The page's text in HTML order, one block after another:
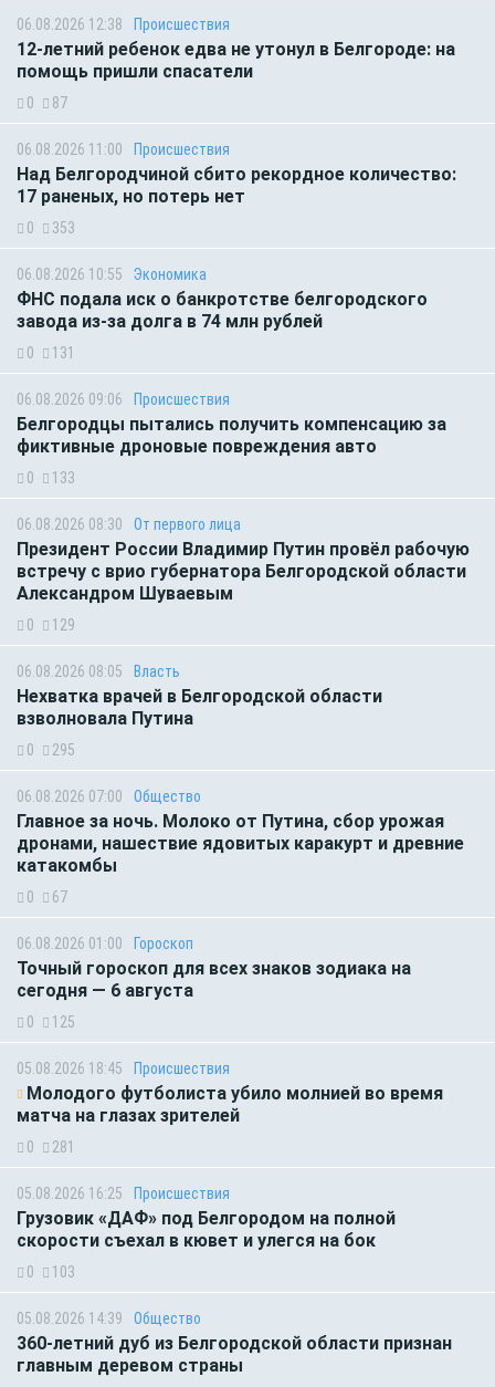
06.08.2026 12:38 Происшествия
12-летний ребенок едва не утонул в Белгороде: на
помощь пришли спасатели
0 87
06.08.2026 11:00 Происшествия
Над Белгородчиной сбито рекордное количество:
17 раненых, но потерь нет
0 353
06.08.2026 10:55 Экономика
ФНС подала иск о банкротстве белгородского
завода из-за долга в 74 млн рублей
0 131
06.08.2026 09:06 Происшествия
Белгородцы пытались получить компенсацию за
фиктивные дроновые повреждения авто
0 133
06.08.2026 08:30 От первого лица
Президент России Владимир Путин провёл рабочую
встречу с врио губернатора Белгородской области
Александром Шуваевым
0 129
06.08.2026 08:05 Власть
Нехватка врачей в Белгородской области
взволновала Путина
0 295
06.08.2026 07:00 Общество
Главное за ночь. Молоко от Путина, сбор урожая
дронами, нашествие ядовитых каракурт и древние
катакомбы
0 67
06.08.2026 01:00 Гороскоп
Точный гороскоп для всех знаков зодиака на
сегодня — 6 августа
0 125
05.08.2026 18:45 Происшествия
Молодого футболиста убило молнией во время
матча на глазах зрителей
0 281
05.08.2026 16:25 Происшествия
Грузовик «ДАФ» под Белгородом на полной
скорости съехал в кювет и улегся на бок
0 103
05.08.2026 14:39 Общество
360-летний дуб из Белгородской области признан
главным деревом страны